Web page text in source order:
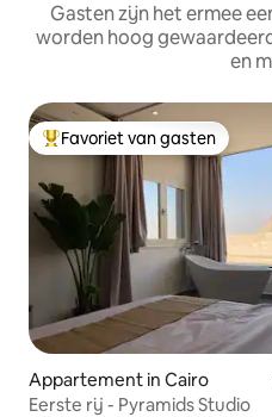
Gasten zijn het ermee
worden hoog
en
Topfavoriet van gasten
Favoriet van gasten
Appartement in Cairo
Eerste rij - Pyramids Studio